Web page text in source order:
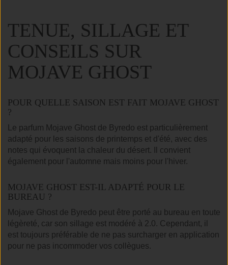
TENUE, SILLAGE ET
CONSEILS SUR
MOJAVE GHOST
POUR QUELLE SAISON EST FAIT MOJAVE GHOST
?
Le parfum Mojave Ghost de Byredo est particulièrement
adapté pour les saisons de printemps et d'été, avec des
notes qui évoquent la chaleur du désert. Il convient
également pour l'automne mais moins pour l'hiver.
MOJAVE GHOST EST-IL ADAPTÉ POUR LE
BUREAU ?
Mojave Ghost de Byredo peut être porté au bureau en toute
légèreté, car son sillage est modéré à 2.0. Cependant, il
est toujours préférable de ne pas surcharger en application
pour ne pas incommoder vos collègues.